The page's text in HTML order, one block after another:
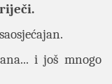
i još mnogo